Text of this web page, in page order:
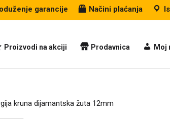
garancije Načini plaćanja
Proizvodi na akciji Prodavnica Moj
kruna dijamantska žuta 12mm